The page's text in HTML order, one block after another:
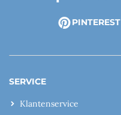
PINTEREST
SERVICE
Klantenservice